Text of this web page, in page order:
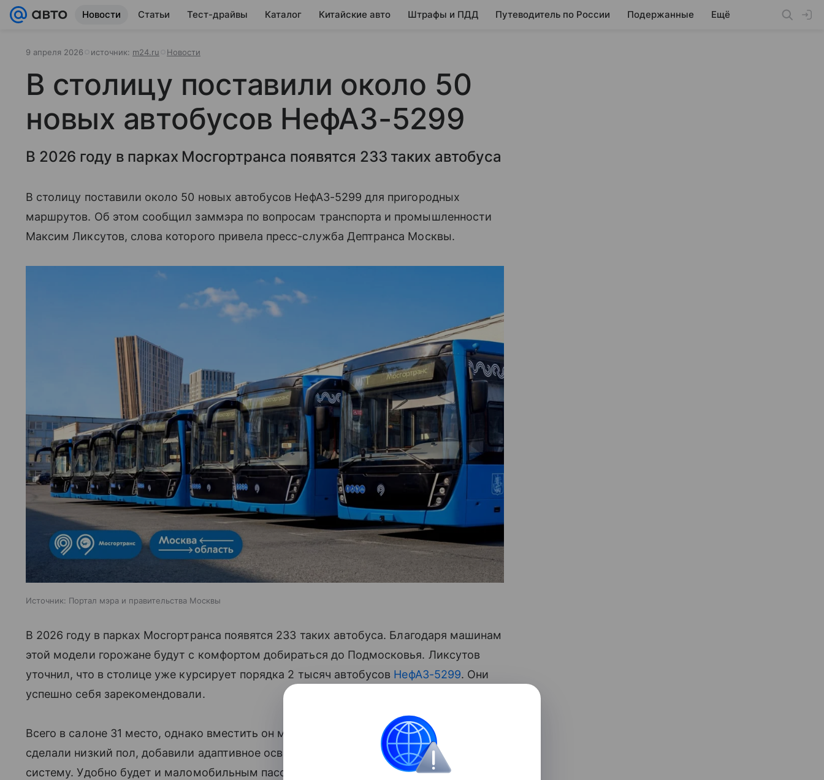
Новости Статьи Тест-драйвы Каталог Китайские авто Штрафы и ПДД Путеводитель по России Подержанные Ещё
9 апреля 2026 источник: m24.ru Новости
В столицу поставили около 50
новых автобусов НефАЗ-5299
В 2026 году в парках Мосгортранса появятся 233 таких автобуса
В столицу поставили около 50 новых автобусов НефАЗ-5299 для пригородных
маршрутов. Об этом сообщил заммэра по вопросам транспорта и промышленности
Максим Ликсутов, слова которого привела пресс-служба Дептранса Москвы.
Источник: Портал мэра и правительства Москвы
В 2026 году в парках Мосгортранса появятся 233 таких автобуса. Благодаря машинам
этой модели горожане будут с комфортом добираться до Подмосковья. Ликсутов
уточнил, что в столице уже курсирует порядка 2 тысяч автобусов НефАЗ-5299. Они
успешно себя зарекомендовали.
Всего в салоне 31 место, однако вместить он может до 109 человек. Также там
сделали низкий пол, добавили адаптивное освещение и новую климатическую
систему. Удобно будет и маломобильным пассажирам — для них предусмотрели